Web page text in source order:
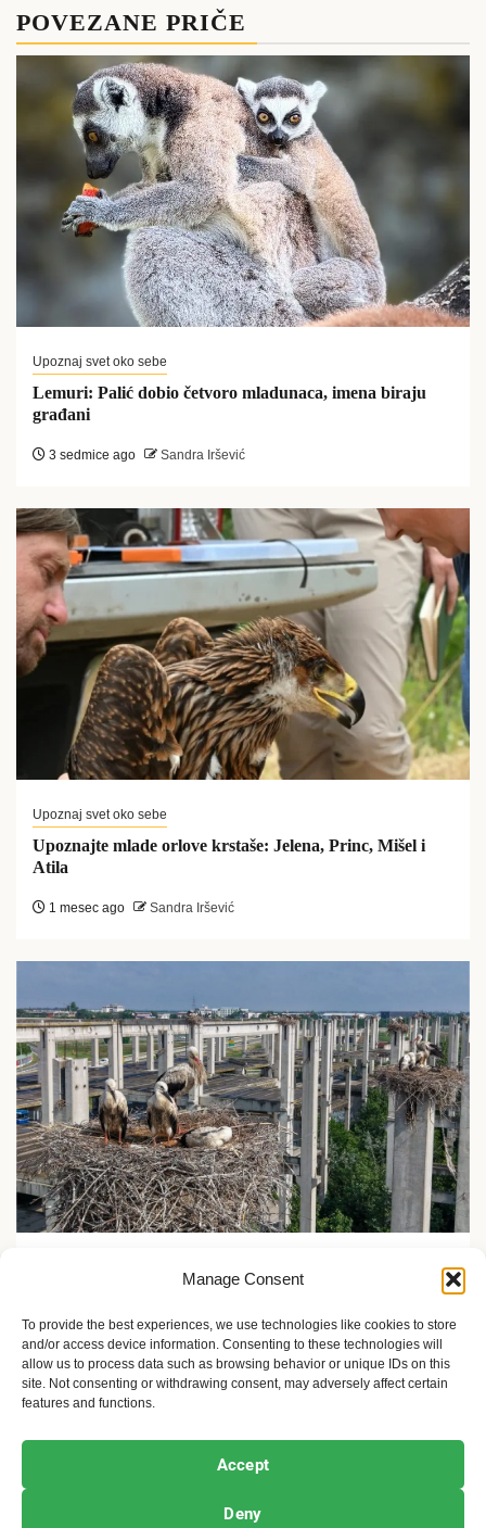
Manage Consent
To provide the best experiences, we use technologies like cookies to store
and/or access device information. Consenting to these technologies will
allow us to process data such as browsing behavior or unique IDs on this
site. Not consenting or withdrawing consent, may adversely affect certain
features and functions.
Accept
Deny
POVEZANE PRIČE
Upoznaj svet oko sebe
Lemuri: Palić dobio četvoro mladunaca, imena biraju
građani
3 sedmice ago Sandra Iršević
Upoznaj svet oko sebe
Upoznajte mlade orlove krstaše: Jelena, Princ, Mišel i
Atila
1 mesec ago Sandra Iršević
roda
1 mesec ago Sandra Iršević
Ekologija i održivost